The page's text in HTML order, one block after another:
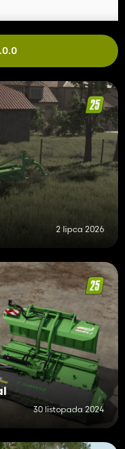
2 lipca 2026
30 listopada 2024